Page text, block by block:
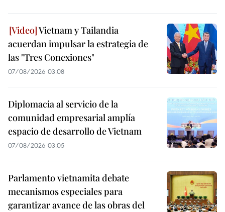
Vietnam y Tailandia
acuerdan impulsar la estrategia de
las "Tres Conexiones"
07/08/2026 03:08
Diplomacia al servicio de la
comunidad empresarial amplía
espacio de desarrollo de Vietnam
07/08/2026 03:05
Parlamento vietnamita debate
mecanismos especiales para
garantizar avance de las obras del